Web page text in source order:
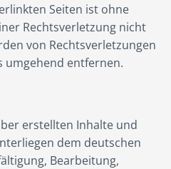
Seiten ist ohne
Rechtsverletzung nicht
von Rechtsverletzungen
umgehend entfernen.
erstellten Inhalte und
dem deutschen
Bearbeitung,